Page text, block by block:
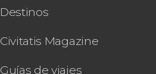
Destinos
Civitatis Magazine
Guías de viajes